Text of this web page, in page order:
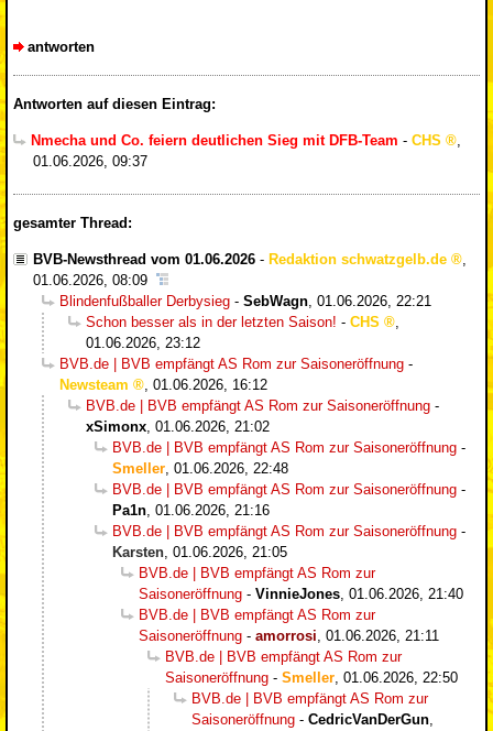
antworten
Antworten auf diesen Eintrag:
Nmecha und Co. feiern deutlichen Sieg mit DFB-Team - CHS
,
01.06.2026, 09:37
gesamter Thread:
BVB-Newsthread vom 01.06.2026 - Redaktion schwatzgelb.de
,
01.06.2026, 08:09
Blindenfußballer Derbysieg - SebWagn, 01.06.2026, 22:21
Schon besser als in der letzten Saison! - CHS
,
01.06.2026, 23:12
BVB.de | BVB empfängt AS Rom zur Saisoneröffnung -
Newsteam
, 01.06.2026, 16:12
BVB.de | BVB empfängt AS Rom zur Saisoneröffnung -
xSimonx, 01.06.2026, 21:02
BVB.de | BVB empfängt AS Rom zur Saisoneröffnung -
Smeller, 01.06.2026, 22:48
BVB.de | BVB empfängt AS Rom zur Saisoneröffnung -
Pa1n, 01.06.2026, 21:16
BVB.de | BVB empfängt AS Rom zur Saisoneröffnung -
Karsten, 01.06.2026, 21:05
BVB.de | BVB empfängt AS Rom zur
Saisoneröffnung - VinnieJones, 01.06.2026, 21:40
BVB.de | BVB empfängt AS Rom zur
Saisoneröffnung - amorrosi, 01.06.2026, 21:11
BVB.de | BVB empfängt AS Rom zur
Saisoneröffnung - Smeller, 01.06.2026, 22:50
BVB.de | BVB empfängt AS Rom zur
Saisoneröffnung - CedricVanDerGun,